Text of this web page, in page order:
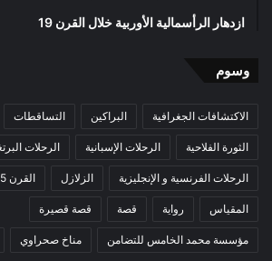
ازدهار الرأسمالية الأوربية خلال القرن 19
وسوم
الاكتشافات الجغرافية البراكين التساقطات
الثورة الفلاحية الرحلات الإسبانية الرحلات
الرحلات الفرنسية و الإنجليزية الزلازل القرن 15 و 16م
المقياس رواية قصة قصة قصيرة
مؤسسة محمد الخامس للتضامن مناخ صحراوي